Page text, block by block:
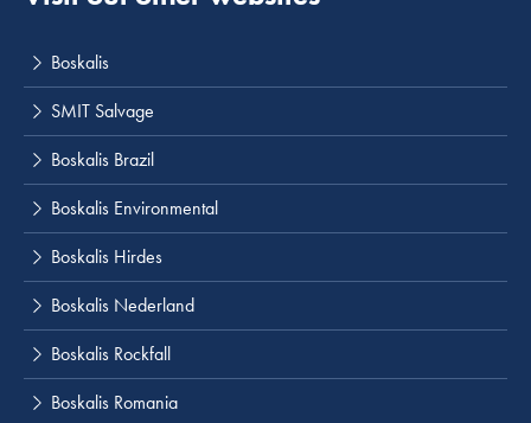
Boskalis
SMIT Salvage
Boskalis Brazil
Boskalis Environmental
Boskalis Hirdes
Boskalis Nederland
Boskalis Rockfall
Boskalis Romania